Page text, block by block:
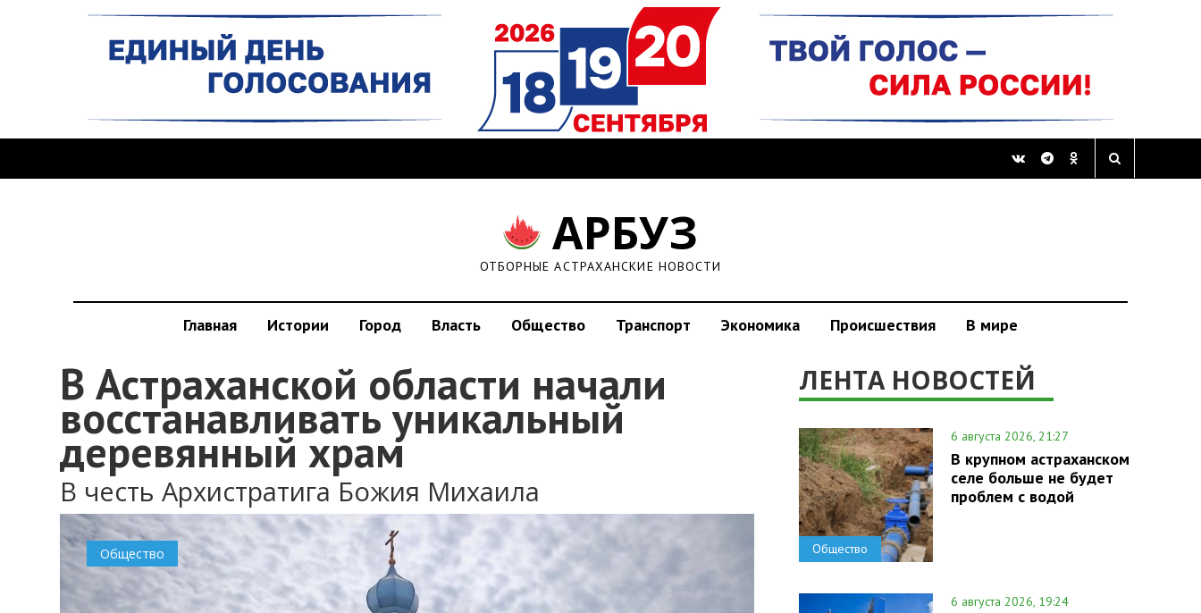
АРБУЗ
ОТБОРНЫЕ АСТРАХАНСКИЕ НОВОСТИ
Главная Истории Город Власть Общество Транспорт Экономика Происшествия В мире
В Астраханской области начали
восстанавливать уникальный
деревянный храм
В честь Архистратига Божия Михаила
Общество
ЛЕНТА НОВОСТЕЙ
Общество
6 августа 2026, 21:27
В крупном астраханском
селе больше не будет
проблем с водой
6 августа 2026, 19:24